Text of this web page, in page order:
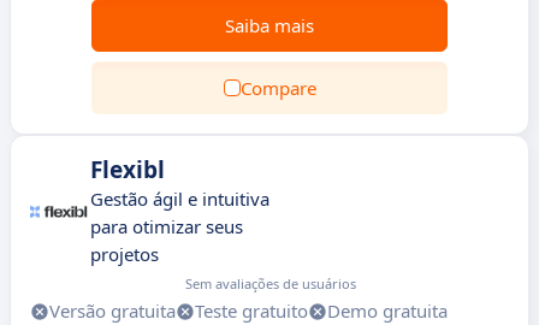
Saiba mais
Compare
Flexibl
Gestão ágil e intuitiva
para otimizar seus
projetos
Sem avaliações de usuários
Versão gratuita Teste gratuito
Demo gratuita